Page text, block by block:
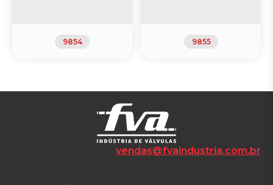
9854 9855
vendas@fvaindustria.com.br